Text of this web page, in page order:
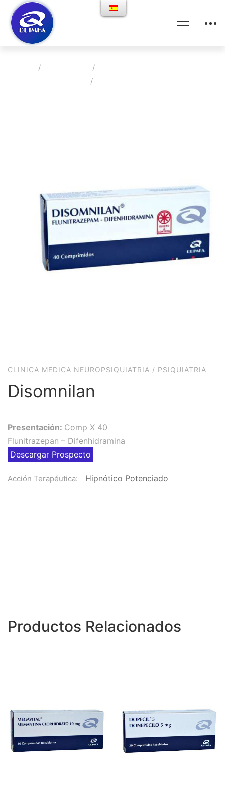
CLINICA MEDICA NEUROPSIQUIATRIA / PSIQUIATRIA
Disomnilan
Presentación: Comp X 40
Flunitrazepan – Difenhidramina
Descargar Prospecto
Acción Terapéutica: Hipnótico Potenciado
Productos Relacionados